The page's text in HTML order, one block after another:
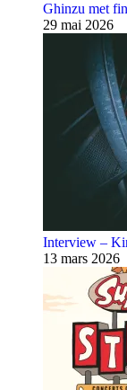
Ghinzu met
29 mai 2026
Interview –
13 mars 2026